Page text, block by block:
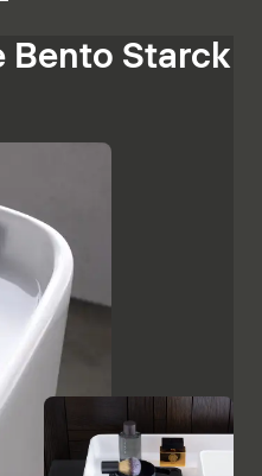
Bento Starck